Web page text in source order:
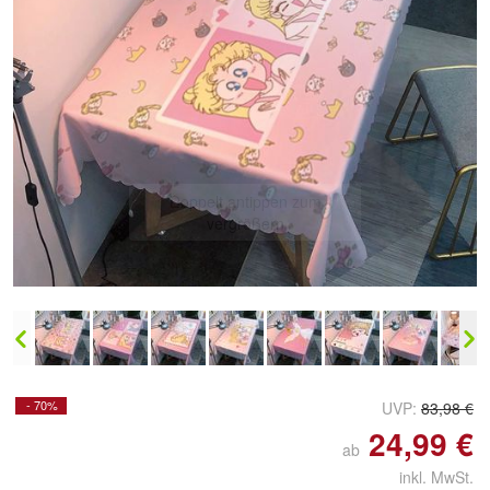
Doppelt antippen zum
vergrößern
- 70% UVP: 83,98 €
ab 24,99 €
inkl. MwSt.